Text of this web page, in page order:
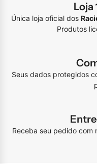
Loja
Única loja oficial dos
Produtos
Seus dados protegidos
Receba seu pedido com